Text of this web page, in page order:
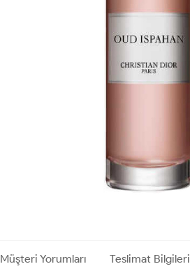
Müşteri Yorumları Teslimat Bilgileri